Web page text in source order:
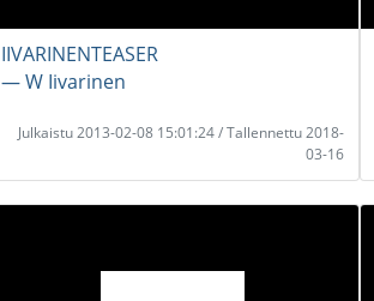
IIVARINENTEASER
― W Iivarinen
Julkaistu 2013-02-08 15:01:24 / Tallennettu 2018-
03-16